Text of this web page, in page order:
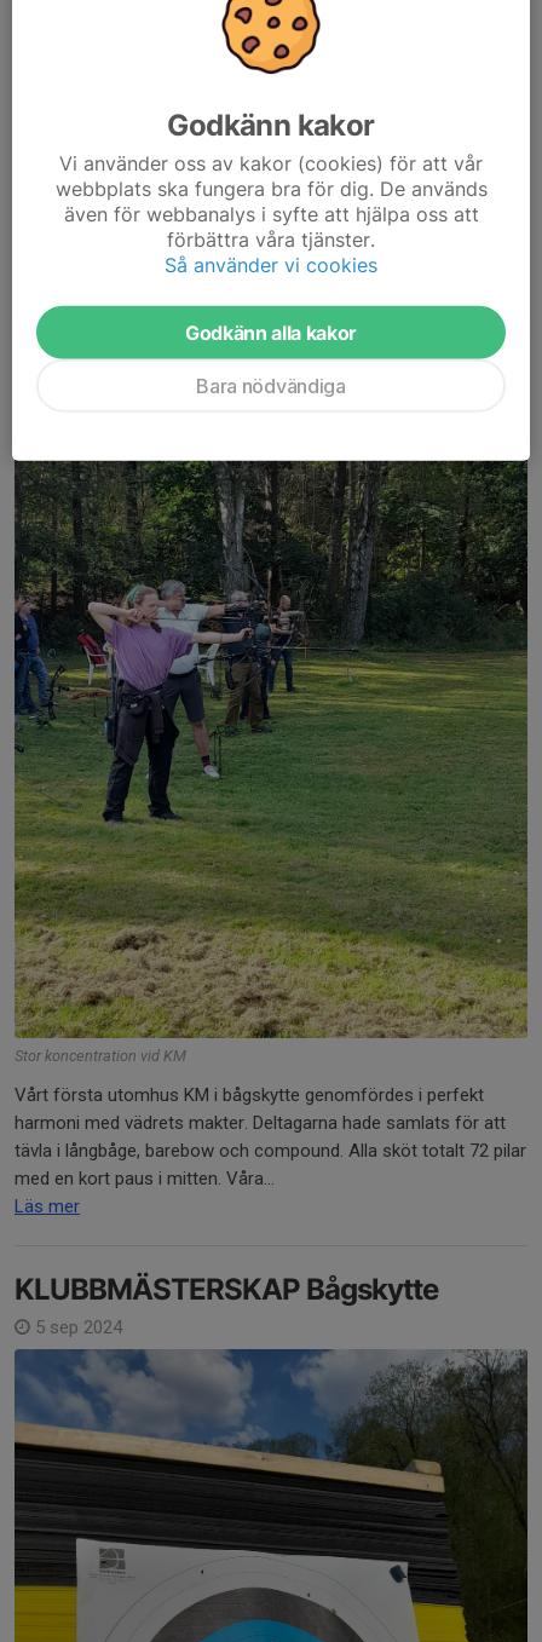
SM-brons i armborstpistol
Bågskytteklubb och det blev brons till GPSSK i lag.
Bronslaget bestod av Mikael Högdahl, Holger Bäckelie och Boris
Larsen som lyckades skrapa ihop 1661 poäng....
Läs mer
22 sep 2024
Stor koncentration vid KM
Vårt första utomhus KM i bågskytte genomfördes i perfekt
harmoni med vädrets makter. Deltagarna hade samlats för att
tävla i långbåge, barebow och compound. Alla sköt totalt 72 pilar
med en kort paus i mitten. Våra...
Läs mer
KLUBBMÄSTERSKAP Bågskytte
5 sep 2024
Godkänn kakor
Vi använder oss av kakor (cookies) för att vår
webbplats ska fungera bra för dig. De används
även för webbanalys i syfte att hjälpa oss att
förbättra våra tjänster.
Så använder vi cookies
Godkänn alla kakor
Bara nödvändiga